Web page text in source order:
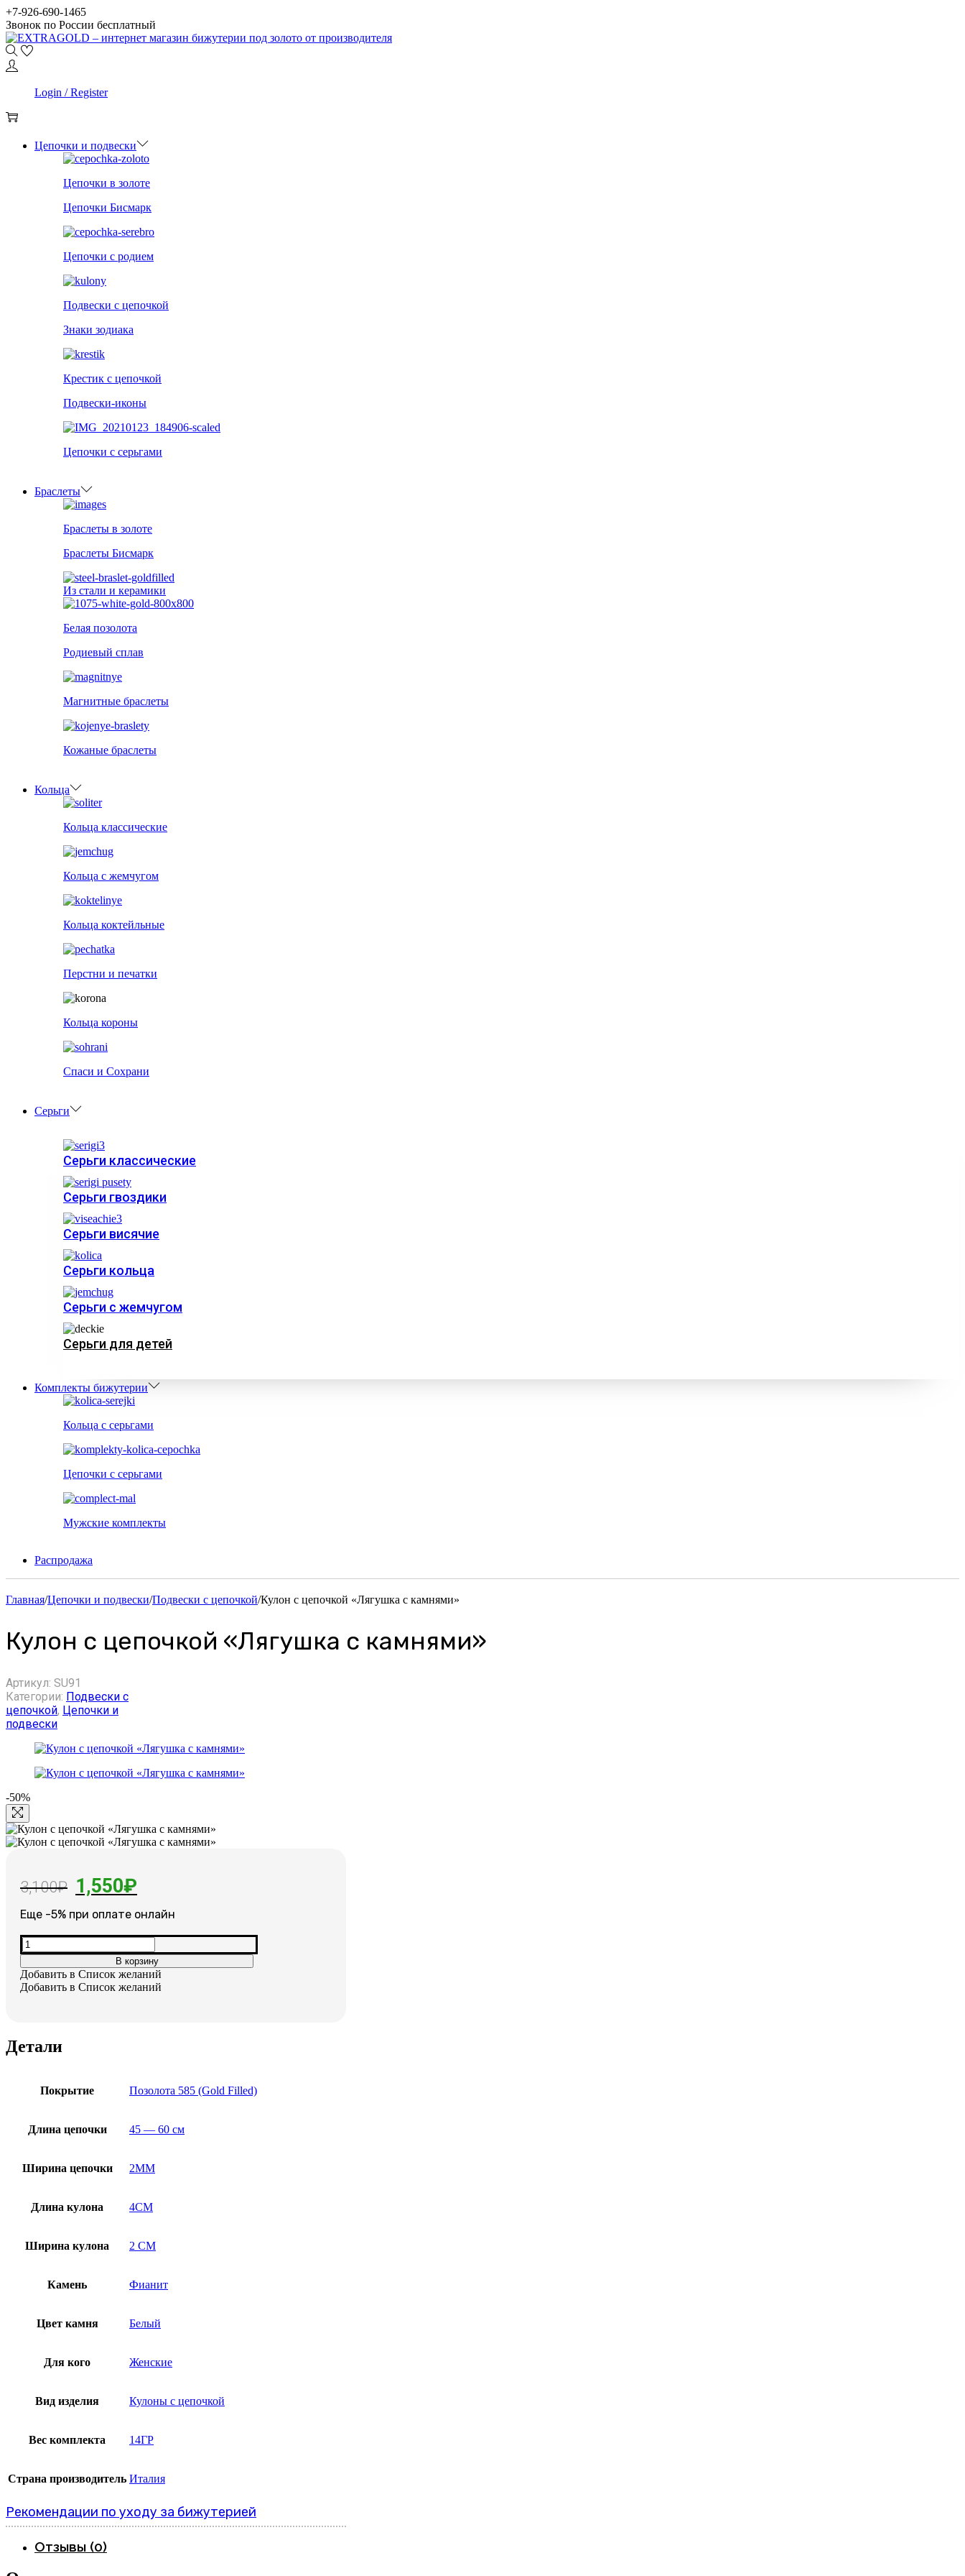
Skip
to
navigation
Skip
to
content
+7-926-690-1465
Звонок по России бесплатный
Login / Register
Цепочки и подвески
Цепочки в золоте
Цепочки Бисмарк
Цепочки с родием
Подвески с цепочкой
Знаки зодиака
Крестик с цепочкой
Подвески-иконы
Цепочки с серьгами
Браслеты
Браслеты в золоте
Браслеты Бисмарк
Из стали и керамики
Белая позолота
Родиевый сплав
Магнитные браслеты
Кожаные браслеты
Кольца
Кольца классические
Кольца с жемчугом
Кольца коктейльные
Перстни и печатки
Кольца короны
Спаси и Сохрани
Серьги
Серьги классические
Серьги гвоздики
Серьги висячие
Серьги кольца
Серьги с жемчугом
Серьги для детей
Комплекты бижутерии
Кольца с серьгами
Цепочки с серьгами
Мужские комплекты
Распродажа
Главная/Цепочки и подвески/Подвески с цепочкой/Кулон с цепочкой «Лягушка с камнями»
Кулон с цепочкой «Лягушка с камнями»
Артикул: SU91
Категории: Подвески с
цепочкой, Цепочки и
подвески
-50%
3,100₽ Первоначальная
цена
составляла
3,100₽.
1,550₽
цена:
1,550₽.
Еще -5% при оплате онлайн
Количество
товара
Кулон
с
цепочкой
В корзину
Добавить в Список желаний
Добавить в Список желаний
Детали
Покрытие Позолота 585 (Gold Filled)
Длина цепочки 45 — 60 см
Ширина цепочки 2MM
Длина кулона 4CM
Ширина кулона 2 CM
Камень Фианит
Цвет камня Белый
Для кого Женские
Вид изделия Кулоны с цепочкой
Вес комплекта 14ГР
Страна производитель Италия
Рекомендации по уходу за бижутерией
Отзывы (0)